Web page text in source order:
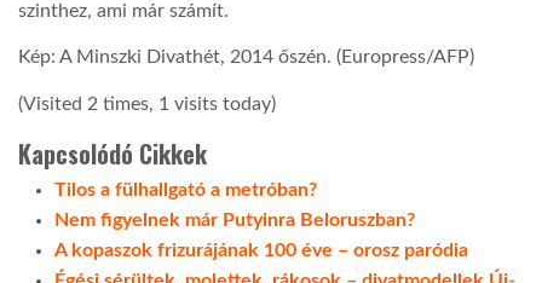
szinthez, ami már számít.
Kép: A Minszki Divathét, 2014 őszén. (Europress/AFP)
(Visited 2 times, 1 visits today)
Kapcsolódó Cikkek
Tilos a fülhallgató a metróban?
Nem figyelnek már Putyinra Beloruszban?
A kopaszok frizurájának 100 éve – orosz paródia